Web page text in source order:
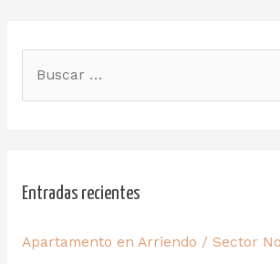
Entradas recientes
Apartamento en Arriendo / Sector